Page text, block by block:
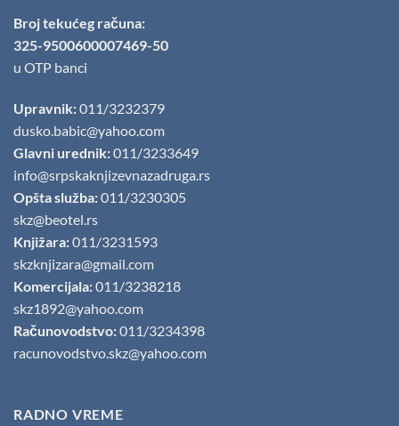
Broj tekućeg računa:
325-9500600007469-50
u OTP banci
Upravnik:011/3232379
dusko.babic@yahoo.com
Glavni urednik:011/3233649
info@srpskaknjizevnazadruga.rs
Opšta služba:011/3230305
skz@beotel.rs
Knjižara:011/3231593
skzknjizara@gmail.com
Komercijala:011/3238218
skz1892@yahoo.com
Računovodstvo:011/3234398
racunovodstvo.skz@yahoo.com
RADNO VREME